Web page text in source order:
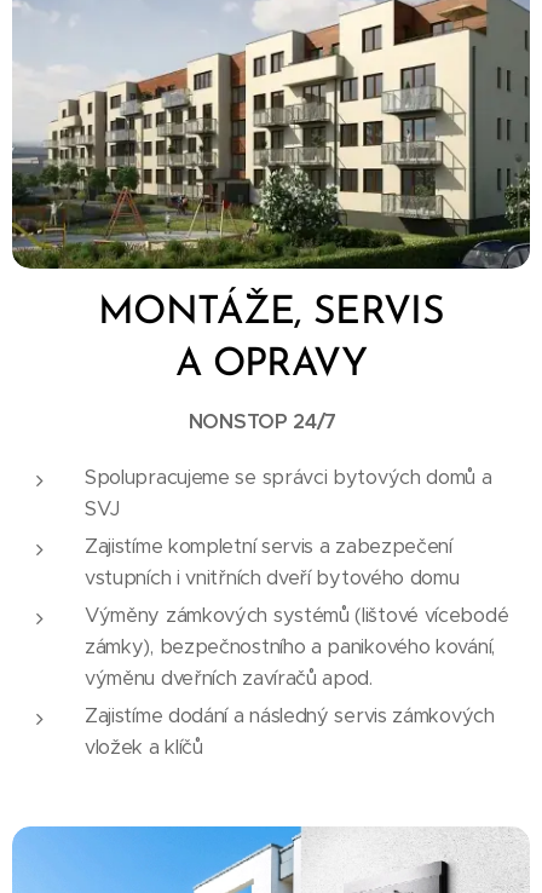
MONTÁŽE, SERVIS
A OPRAVY
NONSTOP 24/7
Spolupracujeme se správci bytových domů a
SVJ
Zajistíme kompletní servis a zabezpečení
vstupních i vnitřních dveří bytového domu
Výměny zámkových systémů (lištové vícebodé
zámky), bezpečnostního a panikového kování,
výměnu dveřních zavíračů apod.
Zajistíme dodání a následný servis zámkových
vložek a klíčů